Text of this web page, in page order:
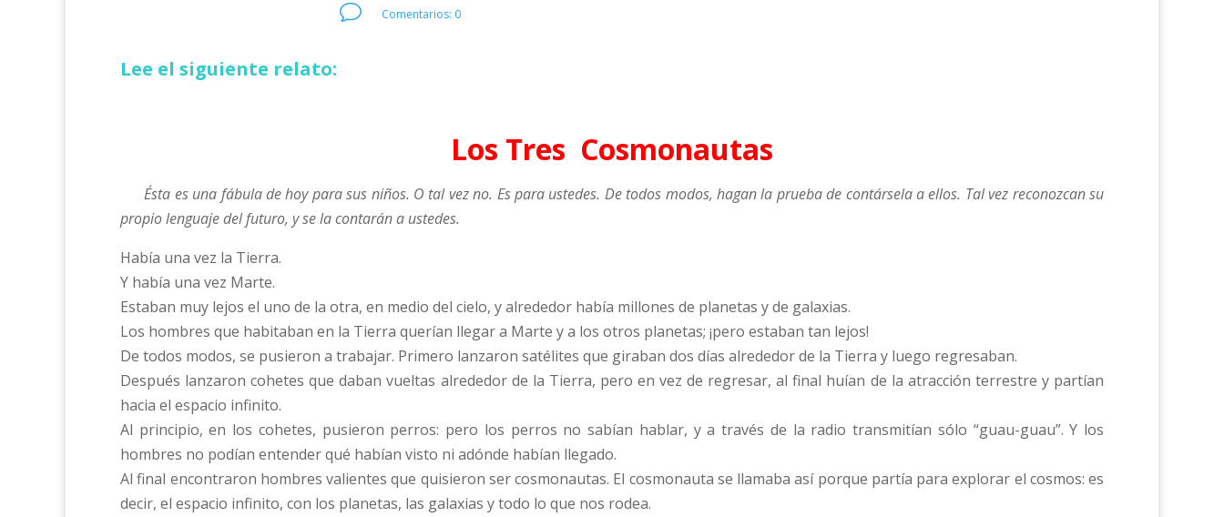
v Comentarios: 0
Lee el siguiente relato:
Los Tres Cosmonautas
Ésta es una fábula de hoy para sus niños. O tal vez no. Es para ustedes. De todos modos, hagan la prueba de contársela a ellos. Tal vez reconozcan su
propio lenguaje del futuro, y se la contarán a ustedes.
Había una vez la Tierra.
Y había una vez Marte.
Estaban muy lejos el uno de la otra, en medio del cielo, y alrededor había millones de planetas y de galaxias.
Los hombres que habitaban en la Tierra querían llegar a Marte y a los otros planetas; ¡pero estaban tan lejos!
De todos modos, se pusieron a trabajar. Primero lanzaron satélites que giraban dos días alrededor de la Tierra y luego regresaban.
Después lanzaron cohetes que daban vueltas alrededor de la Tierra, pero en vez de regresar, al final huían de la atracción terrestre y partían
hacia el espacio infinito.
Al principio, en los cohetes, pusieron perros: pero los perros no sabían hablar, y a través de la radio transmitían sólo “guau-guau”. Y los
hombres no podían entender qué habían visto ni adónde habían llegado.
Al final encontraron hombres valientes que quisieron ser cosmonautas. El cosmonauta se llamaba así porque partía para explorar el cosmos: es
decir, el espacio infinito, con los planetas, las galaxias y todo lo que nos rodea.